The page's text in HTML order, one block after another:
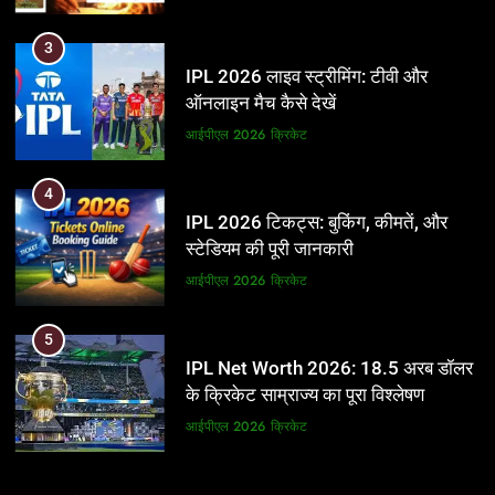
3
IPL 2026 लाइव स्ट्रीमिंग: टीवी और
ऑनलाइन मैच कैसे देखें
आईपीएल 2026 क्रिकेट
4
IPL 2026 टिकट्स: बुकिंग, कीमतें, और
स्टेडियम की पूरी जानकारी
आईपीएल 2026 क्रिकेट
5
IPL Net Worth 2026: 18.5 अरब डॉलर
के क्रिकेट साम्राज्य का पूरा विश्लेषण
आईपीएल 2026 क्रिकेट